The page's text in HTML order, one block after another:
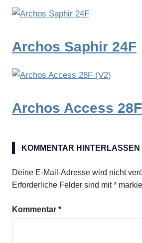
Archos Saphir 24F
Archos Access
KOMMENTAR HINTERLASSEN
Deine E-Mail-Adresse wird nicht
Erforderliche Felder sind mit*
Kommentar *